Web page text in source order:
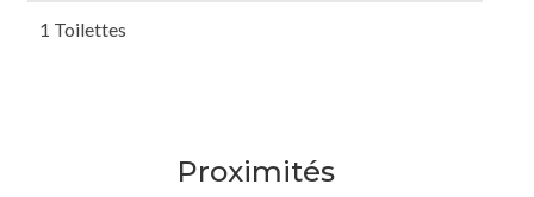
1 Toilettes
Proximités